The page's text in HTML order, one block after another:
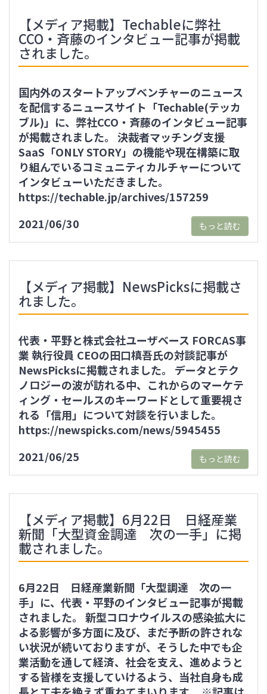
【メディア掲載】Techableに弊社
CCO・斉藤のインタビュー記事が掲載
されました。
国内外のスタートアップベンチャーのニュース
を配信するニュースサイト「Techable(テッカ
ブル)」に、弊社CCO・斉藤のインタビュー記事
が掲載されました。 決裁者マッチング支援
SaaS「ONLY STORY」の機能や現在構築に取
り組んでいるコミュニティカルチャーについて
インタビューいただきました。
https://techable.jp/archives/157259
2021/06/30
もっと読む
【メディア掲載】NewsPicksに掲載さ
れました。
代表・平野と株式会社ユーザベース FORCAS事
業 執行役員 CEOの田口槙吾氏の対談記事が
NewsPicksに掲載されました。 データとテク
ノロジーの波が訪れる中、これからのマーケテ
ィング・セールスのキーワードとして重要視さ
れる「信用」について対談を行いました。
https://newspicks.com/news/5945455
2021/06/25
もっと読む
【メディア掲載】6月22日 日経産業
新聞「大型資金調達 次の一手」に掲
載されました。
6月22日 日経産業新聞「大型調達 次の一
手」に、代表・平野のインタビュー記事が掲載
されました。 新型コロナウイルスの感染拡大に
よる影響が多方面に及び、まだ予断の許されな
い状況が続いておりますが、そうした中でも企
業活動を通して経済、社会を支え、進めようと
する皆様を支援していけるよう、当社自身も成